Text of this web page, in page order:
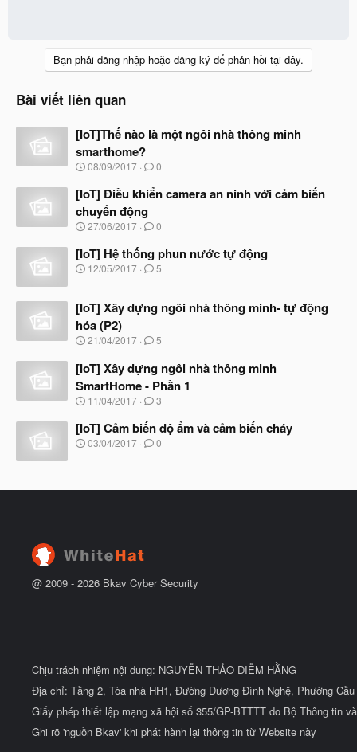
Bạn phải đăng nhập hoặc đăng ký để phản hồi tại đây.
Bài viết liên quan
[IoT]Thế nào là một ngôi nhà thông minh
smarthome?
N
à
b
ắ
đ
ầ
08/09/2017 0
[IoT] Điều khiển camera an ninh với cảm biến
chuyển động
N
à
y
b
đ
ầ
u
27/06/2017 0
[IoT] Hệ thống phun nước tự động
N
y
b
ắ
t
ầ
u
12/05/2017 5
[IoT] Xây dựng ngôi nhà thông minh- tự động
hóa (P2)
N
à
y
b
ắ
đ
ầ
21/04/2017 5
[IoT] Xây dựng ngôi nhà thông minh
SmartHome - Phần 1
N
à
y
b
đ
11/04/2017 3
[IoT] Cảm biến độ ẩm và cảm biến cháy
N
b
u
03/04/2017 0
@ 2009 - 2026 Bkav Cyber Security
Chịu trách nhiệm nội dung: NGUYỄN THẢO DIỄM HẰNG
Địa chỉ: Tầng 2, Tòa nhà HH1, Đường Dương Đình Nghệ, Phường
Giấy phép thiết lập mạng xã hội số 355/GP-BTTTT do Bộ Thông tin
Ghi rõ 'nguồn Bkav' khi phát hành lại thông tin từ Website này